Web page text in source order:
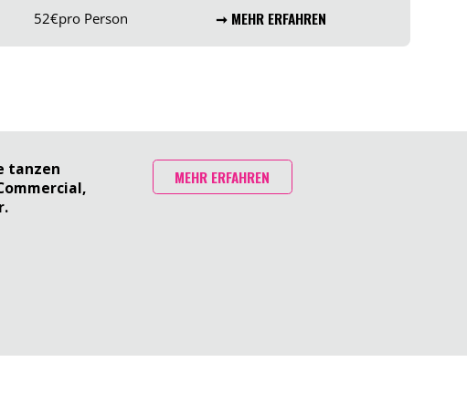
52€pro Person ➞ MEHR ERFAHREN
tanzen
MEHR ERFAHREN